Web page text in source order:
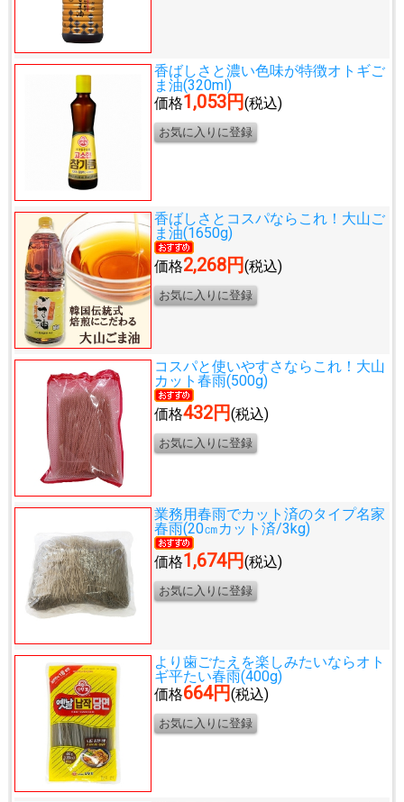
香ばしさと濃い色味が特徴オトギご
ま油(320ml)
価格1,053円(税込)
香ばしさとコスパならこれ！ 大山ご
ま油(1650g)
価格2,268円(税込)
コスパと使いやすさならこれ！ 大山
カット春雨(500g)
価格432円(税込)
業務用春雨でカット済のタイプ名家
春雨(20㎝カット済/3kg)
価格1,674円(税込)
より歯ごたえを楽しみたいならオト
ギ平たい春雨(400g)
価格664円(税込)